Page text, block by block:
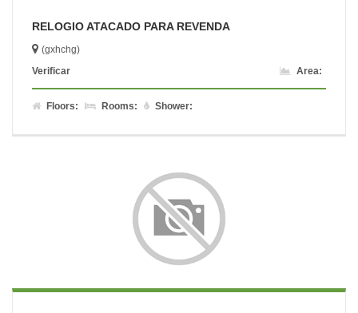
RELOGIO ATACADO PARA REVENDA
(gxhchg)
Verificar
Area:
Floors: Rooms: Shower: